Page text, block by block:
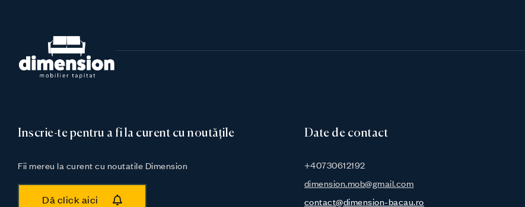
Inscrie-te pentru a fi la curent cu noutățile
Fii mereu la curent cu noutatile Dimension
Dă click aici
Date de contact
+40730612192
dimension.mob@gmail.com
contact@dimension-bacau.ro